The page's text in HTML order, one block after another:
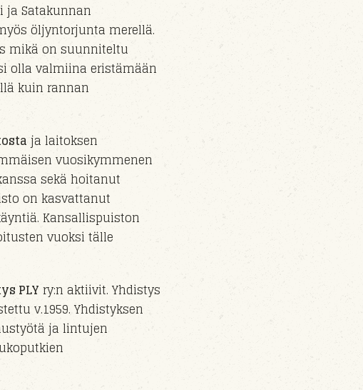
ja Satakunnan
öljyntorjunta merellä.
mikä on suunniteltu
olla valmiina eristämään
kuin rannan
ja laitoksen
vuosikymmenen
sekä hoitanut
on kasvattanut
Kansallispuiston
vuoksi tälle
PLY ry:n aktiivit. Yhdistys
v.1959. Yhdistyksen
ja lintujen